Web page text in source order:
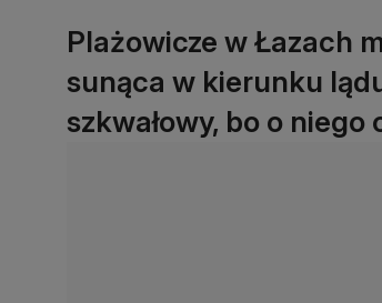
Plażowicze w Łazach
sunąca w kierunku
szkwałowy, bo o